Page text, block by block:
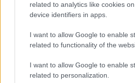
related to analytics like cookies
device identifiers in apps.
I want to allow Google to enable
related to functionality of the
I want to allow Google to enable
related to personalization.
A Péterfy Bori & Love Band a PP
Központ pályázatán 100%-os
támogatást nyert Csodaidő (feat.
videó klip forgatásához. A
belmagasságú stúdiót kapott a
pankráció ringet építettek…